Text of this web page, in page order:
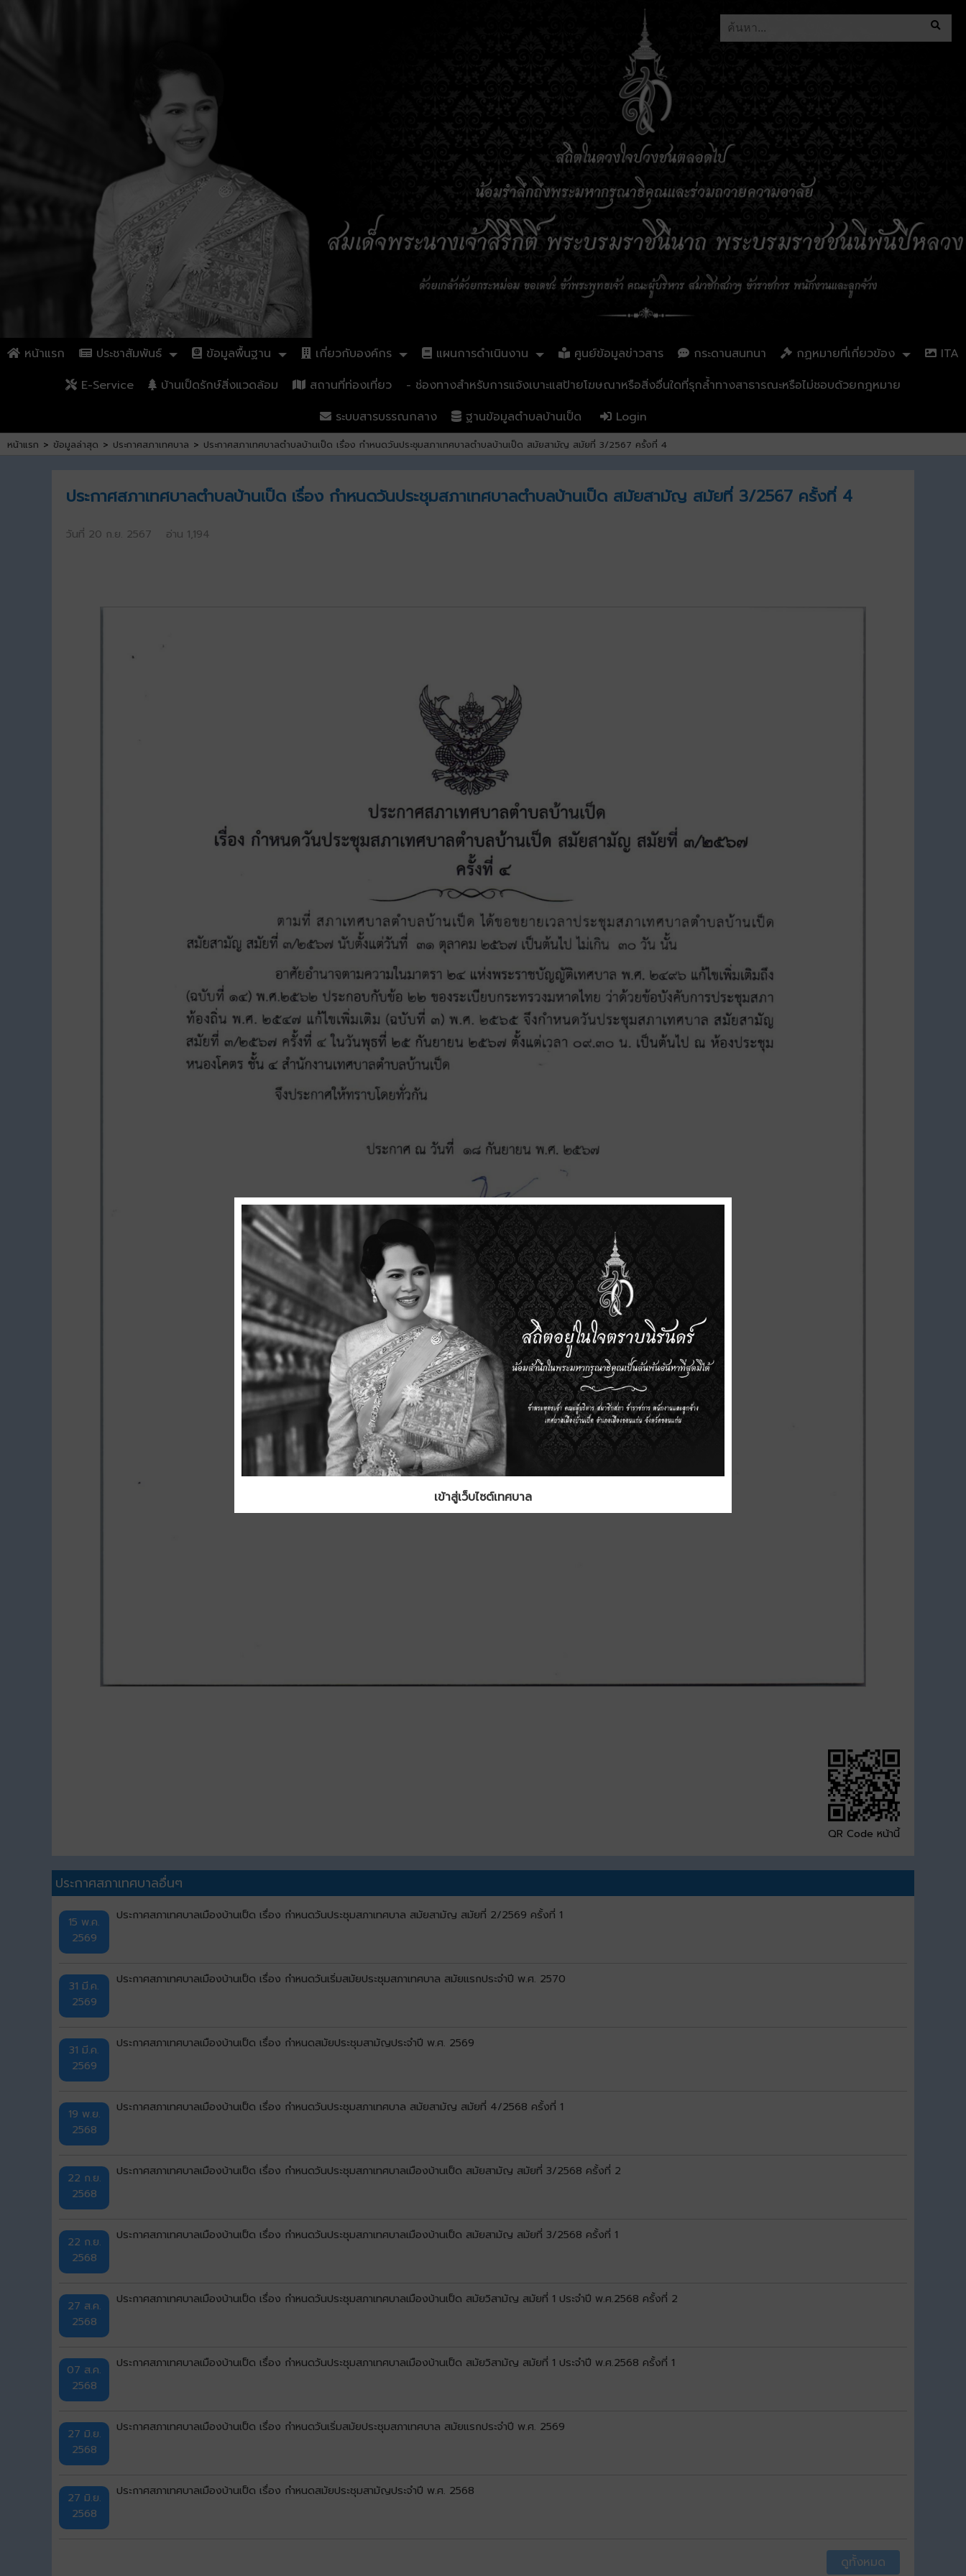
หน้าแรก ประชาสัมพันธ์ ข้อมูลพื้นฐาน เกี่ยวกับองค์กร แผนการดำเนินงาน ศูนย์ข้อมูลข่าวสาร กระดานสนทนา กฏหมายที่เกี่ยวข้อง
ITA
E-Service
บ้านเป็ดรักษ์สิ่งแวดล้อม สถานที่ท่องเที่ยว
- ช่องทางสำหรับการแจ้งเบาะแสป้ายโฆษณาหรือสิ่งอื่นใดที่รุกล้ำทางสาธารณะหรือไม่ชอบด้วยกฎหมาย
ระบบสารบรรณกลาง
ฐานข้อมูลตำบลบ้านเป็ด Login
หน้าแรก > ข้อมูลล่าสุด > ประกาศสภาเทศบาล > ประกาศสภาเทศบาลตำบลบ้านเป็ด เรื่อง กำหนดวันประชุมสภาเทศบาลตำบลบ้านเป็ด สมัยสามัญ สมัยที่ 3/2567 ครั้งที่ 4
ประกาศสภาเทศบาลตำบลบ้านเป็ด เรื่อง กำหนดวันประชุมสภาเทศบาลตำบลบ้านเป็ด สมัยสามัญ สมัยที่ 3/2567 ครั้งที่ 4
วันที่ 20 ก.ย. 2567 อ่าน 1,194
QR Code หน้านี้
ประกาศสภาเทศบาลอื่นๆ
15 พ.ค.
2569
ประกาศสภาเทศบาลเมืองบ้านเป็ด เรื่อง กำหนดวันประชุมสภาเทศบาล สมัยสามัญ สมัยที่ 2/2569 ครั้งที่ 1
31 มี.ค.
2569
ประกาศสภาเทศบาลเมืองบ้านเป็ด เรื่อง กำหนดวันเริ่มสมัยประชุมสภาเทศบาล สมัยแรกประจำปี พ.ศ. 2570
31 มี.ค.
2569
ประกาศสภาเทศบาลเมืองบ้านเป็ด เรื่อง กำหนดสมัยประชุมสามัญประจำปี พ.ศ. 2569
19 พ.ย.
2568
ประกาศสภาเทศบาลเมืองบ้านเป็ด เรื่อง กำหนดวันประชุมสภาเทศบาล สมัยสามัญ สมัยที่ 4/2568 ครั้งที่ 1
22 ก.ย.
2568
ประกาศสภาเทศบาลเมืองบ้านเป็ด เรื่อง กำหนดวันประชุมสภาเทศบาลเมืองบ้านเป็ด สมัยสามัญ สมัยที่ 3/2568 ครั้งที่ 2
22 ก.ย.
2568
ประกาศสภาเทศบาลเมืองบ้านเป็ด เรื่อง กำหนดวันประชุมสภาเทศบาลเมืองบ้านเป็ด สมัยสามัญ สมัยที่ 3/2568 ครั้งที่ 1
27 ส.ค.
2568
ประกาศสภาเทศบาลเมืองบ้านเป็ด เรื่อง กำหนดวันประชุมสภาเทศบาลเมืองบ้านเป็ด สมัยวิสามัญ สมัยที่ 1 ประจำปี พ.ศ.2568 ครั้งที่ 2
07 ส.ค.
2568
ประกาศสภาเทศบาลเมืองบ้านเป็ด เรื่อง กำหนดวันประชุมสภาเทศบาลเมืองบ้านเป็ด สมัยวิสามัญ สมัยที่ 1 ประจำปี พ.ศ.2568 ครั้งที่ 1
27 มิ.ย.
2568
ประกาศสภาเทศบาลเมืองบ้านเป็ด เรื่อง กำหนดวันเริ่มสมัยประชุมสภาเทศบาล สมัยแรกประจำปี พ.ศ. 2569
27 มิ.ย.
2568
ประกาศสภาเทศบาลเมืองบ้านเป็ด เรื่อง กำหนดสมัยประชุมสามัญประจำปี พ.ศ. 2568
ดูทั้งหมด
เข้าสู่เว็บไซต์เทศบาล